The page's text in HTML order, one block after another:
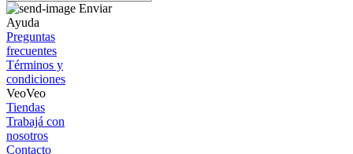
Enviar
Ayuda
Preguntas
frecuentes
Términos y
condiciones
VeoVeo
Tiendas
Trabajá con
nosotros
Contacto